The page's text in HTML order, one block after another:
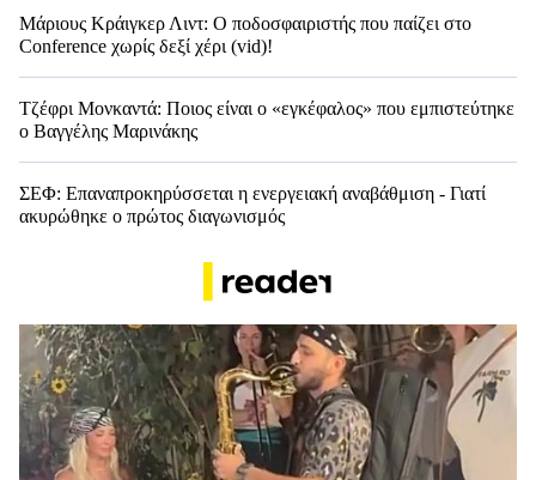
Μάριους Κράιγκερ Λιντ: Ο ποδοσφαιριστής που παίζει στο
Conference χωρίς δεξί χέρι (vid)!
Τζέφρι Μονκαντά: Ποιος είναι ο «εγκέφαλος» που εμπιστεύτηκε
ο Βαγγέλης Μαρινάκης
ΣΕΦ: Επαναπροκηρύσσεται η ενεργειακή αναβάθμιση - Γιατί
ακυρώθηκε ο πρώτος διαγωνισμός